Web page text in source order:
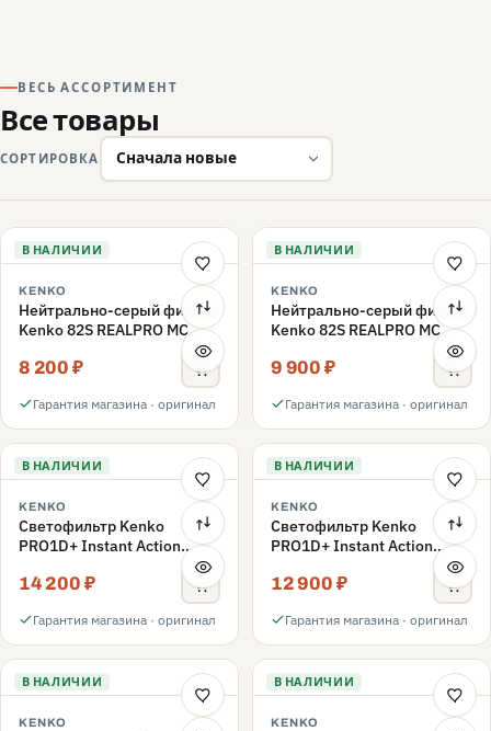
ВЕСЬ АССОРТИМЕНТ
Все товары
СОРТИРОВКА
В НАЛИЧИИ
KENKO
Нейтрально-серый фильтр
Kenko 82S REALPRO MC
8 200 ₽
Гарантия магазина · оригинал
В НАЛИЧИИ
KENKO
Нейтрально-серый фильтр
Kenko 82S REALPRO MC
9 900 ₽
Гарантия магазина · оригинал
В НАЛИЧИИ
KENKO
Светофильтр Kenko
PRO1D+ Instant Action
Variable NDX3-450+C-PLS
переменной плотности
14 200 ₽
Гарантия магазина · оригинал
В НАЛИЧИИ
KENKO
Светофильтр Kenko
PRO1D+ Instant Action
Variable NDX3-450+C-PL
переменной плотности
12 900 ₽
Гарантия магазина · оригинал
В НАЛИЧИИ
KENKO
В НАЛИЧИИ
KENKO